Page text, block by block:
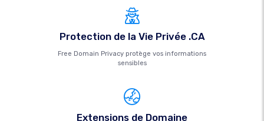
Protection de la Vie Privée .CA
Free Domain Privacy protège vos informations
sensibles
Extensions de Domaine